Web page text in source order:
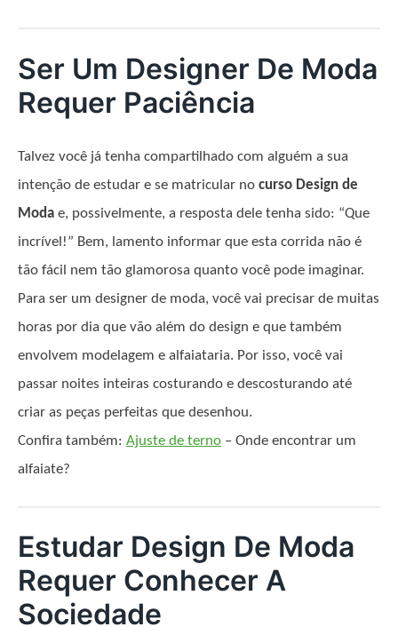
Ser Um Designer De Moda
Requer Paciência
Talvez você já tenha compartilhado com alguém a sua
intenção de estudar e se matricular no curso Design de
Moda e, possivelmente, a resposta dele tenha sido: “Que
incrível!” Bem, lamento informar que esta corrida não é
tão fácil nem tão glamorosa quanto você pode imaginar.
Para ser um designer de moda, você vai precisar de muitas
horas por dia que vão além do design e que também
envolvem modelagem e alfaiataria. Por isso, você vai
passar noites inteiras costurando e descosturando até
criar as peças perfeitas que desenhou.
Confira também: Ajuste de terno – Onde encontrar um
alfaiate?
Estudar Design De Moda
Requer Conhecer A
Sociedade